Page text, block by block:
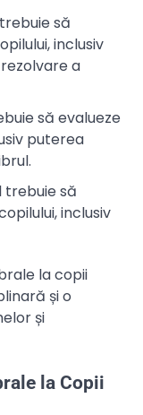
să
inclusiv
a
să evalueze
puterea
trebuie să
inclusiv
la copii
și o
și
la Copii